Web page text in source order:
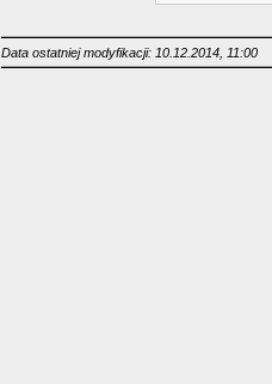
Data ostatniej modyfikacji: 10.12.2014, 11:00